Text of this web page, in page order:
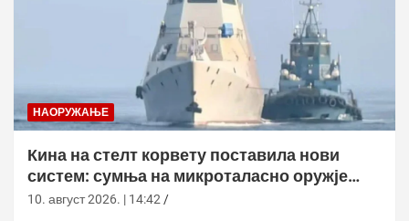
НАОРУЖАЊЕ
Кина на стелт корвету поставила нови
систем: сумња на микроталасно оружје
против дронова
10. август 2026. | 14:42